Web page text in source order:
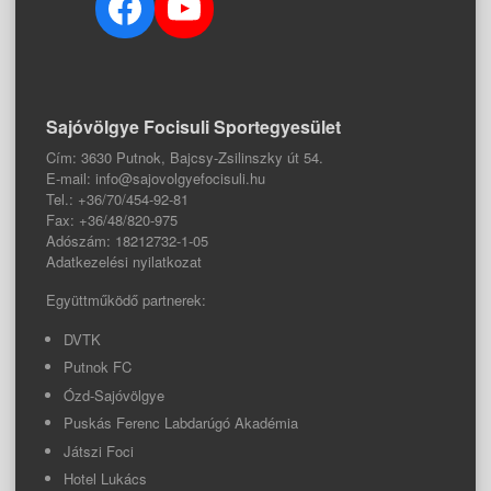
Sajóvölgye Focisuli Sportegyesület
Cím: 3630 Putnok, Bajcsy-Zsilinszky út 54.
E-mail: info@sajovolgyefocisuli.hu
Tel.: +36/70/454-92-81
Fax: +36/48/820-975
Adószám: 18212732-1-05
Adatkezelési nyilatkozat
Együttműködő partnerek:
DVTK
Putnok FC
Ózd-Sajóvölgye
Puskás Ferenc Labdarúgó Akadémia
Játszi Foci
Hotel Lukács